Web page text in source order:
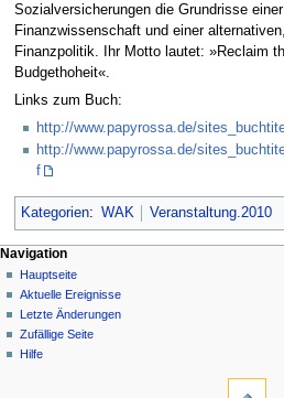
Sozialversicherungen die Grundrisse
Finanzwissenschaft und einer
Finanzpolitik. Ihr Motto lautet: »Reclaim
Budgethoheit«.
Links zum Buch:
http://www.papyrossa.de/
http://www.papyrossa.de/
f
Kategorien: WAK Veranstaltung.2010
Navigation
Hauptseite
Aktuelle Ereignisse
Letzte Änderungen
Zufällige Seite
Hilfe